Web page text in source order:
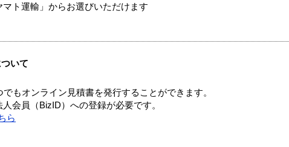
ト運輸」からお選びいただけます
いて
もオンライン見積書を発行することができます。
会員（BizID）への登録が必要です。
ら